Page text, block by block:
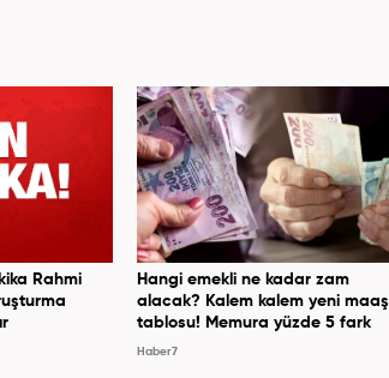
Rahmi
Hangi emekli ne kadar zam
alacak? Kalem kalem yeni maaş
tablosu! Memura yüzde 5 fark
Haber7